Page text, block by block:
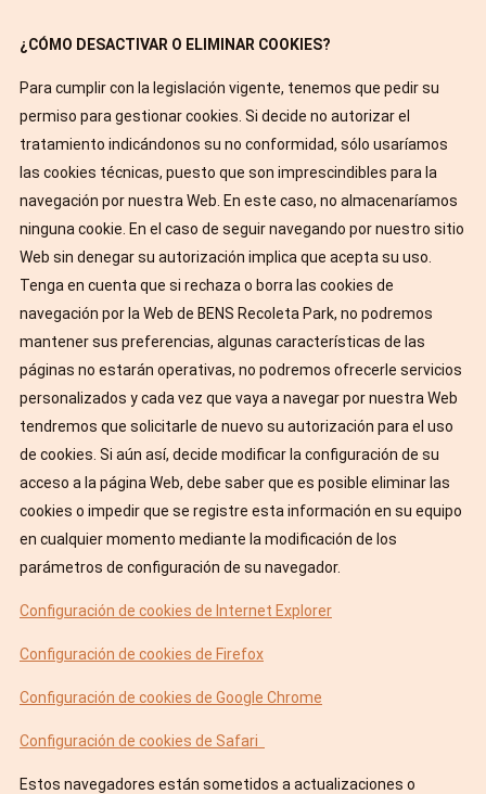
¿CÓMO DESACTIVAR O ELIMINAR COOKIES?
Para cumplir con la legislación vigente, tenemos que pedir su
permiso para gestionar cookies. Si decide no autorizar el
tratamiento indicándonos su no conformidad, sólo usaríamos
las cookies técnicas, puesto que son imprescindibles para la
navegación por nuestra Web. En este caso, no almacenaríamos
ninguna cookie. En el caso de seguir navegando por nuestro sitio
Web sin denegar su autorización implica que acepta su uso.
Tenga en cuenta que si rechaza o borra las cookies de
navegación por la Web de BENS Recoleta Park, no podremos
mantener sus preferencias, algunas características de las
páginas no estarán operativas, no podremos ofrecerle servicios
personalizados y cada vez que vaya a navegar por nuestra Web
tendremos que solicitarle de nuevo su autorización para el uso
de cookies. Si aún así, decide modificar la configuración de su
acceso a la página Web, debe saber que es posible eliminar las
cookies o impedir que se registre esta información en su equipo
en cualquier momento mediante la modificación de los
parámetros de configuración de su navegador.
Configuración de cookies de Internet Explorer
Configuración de cookies de Firefox
Configuración de cookies de Google Chrome
Configuración de cookies de Safari
Estos navegadores están sometidos a actualizaciones o